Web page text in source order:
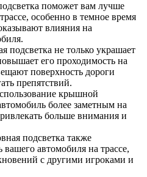
поможет вам лучше
особенно в темное время
влияния на
подсветка не только украшает
его проходимость на
поверхность дороги
препятствий.
крышной
более заметным на
больше внимания и
подсветка также
автомобиля на трассе,
с другими игроками и